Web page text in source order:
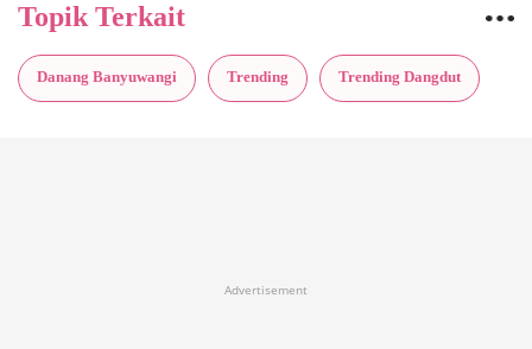
Topik Terkait
Danang Banyuwangi Trending Trending Dangdut
Advertisement